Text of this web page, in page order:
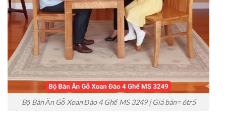
Bộ Bàn Ăn Gỗ Xoan Đào 4 Ghế MS 3249 | Giá bán= 6tr5